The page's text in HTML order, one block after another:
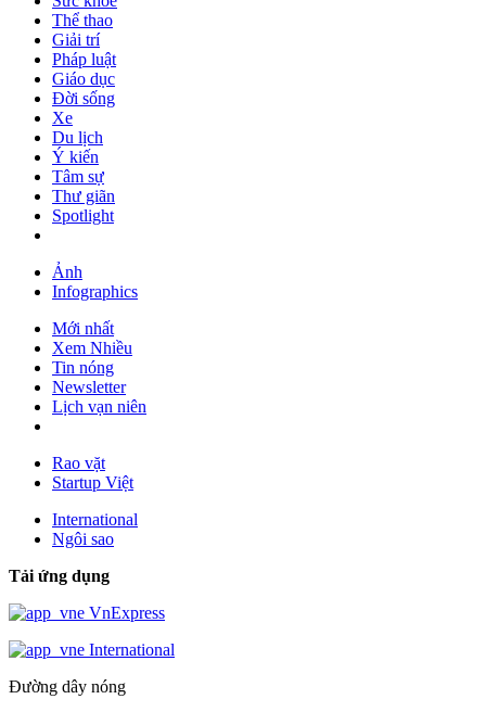
Thể thao
Giải trí
Pháp luật
Giáo dục
Đời sống
Xe
Du lịch
Ý kiến
Tâm sự
Thư giãn
Spotlight
Ảnh
Infographics
Mới nhất
Xem Nhiều
Tin nóng
Newsletter
Lịch vạn niên
Rao vặt
Startup Việt
International
Ngôi sao
Tải ứng dụng
VnExpress
International
Đường dây nóng